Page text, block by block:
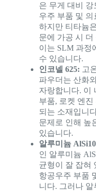
은 무게 대비
우주 부품 및
하지만 티타늄
문에 가공 시
이는 SLM 과정
수 있습니다.
인코넬 625: 고
파우더는 산화
자랑합니다. 이
부품, 로켓 엔
되는 소재입니
문제로 인해 높
있습니다.
알루미늄
인 알루미늄
균형이 잘 잡혀
항공우주 부품
니다. 그러나